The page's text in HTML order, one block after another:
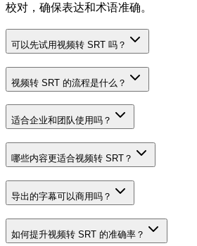
校对，确保表达和术语准确。
可以先试用视频转 SRT 吗？
视频转 SRT 的流程是什么？
适合企业和团队使用吗？
哪些内容更适合视频转 SRT？
导出的字幕可以商用吗？
如何提升视频转 SRT 的准确率？